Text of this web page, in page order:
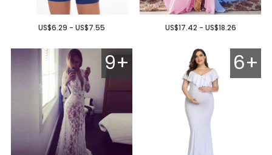
US$6.29 - US$7.55 US$17.42 - US$18.26
9+ 6+